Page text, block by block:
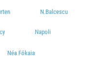
N.Balcescu
Napoli
Néa Fókaia